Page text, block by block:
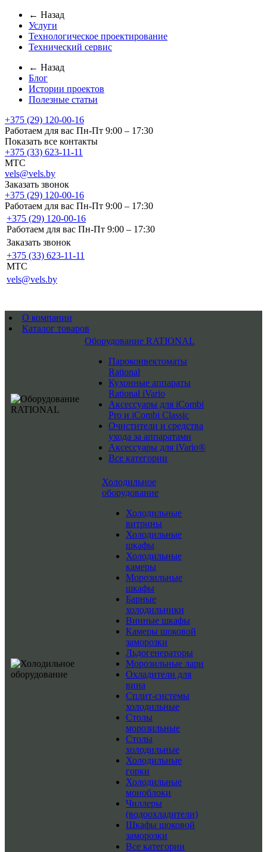
← Назад
Услуги
Технологическое проектирование
Технический сервис
← Назад
Блог
Истории проектов
Полезные статьи
+375 (29) 120-00-16
Работаем для вас Пн-Пт 9:00 – 17:30
Показать все контакты
+375 (33) 623-11-11
MTC
vels@vels.by
Заказать звонок
+375 (29) 120-00-16
Работаем для вас Пн-Пт 9:00 – 17:30
+375 (29) 120-00-16
Работаем для вас Пн-Пт 9:00 – 17:30
Заказать звонок
+375 (33) 623-11-11
MTC
vels@vels.by
О компании
Каталог товаров
Оборудование RATIONAL
Пароконвектоматы
Rational
Кухонные аппараты
Rational iVario
Аксессуары для iCombi
Pro и iCombi Classic
Очистители и средства
ухода за аппаратами
Аксессуары для iVario®
Все категории
Холодильное
оборудование
Холодильные
витрины
Холодильные
шкафы
Холодильные
камеры
Морозильные
шкафы
Барные
холодильники
Винные шкафы
Камеры шоковой
заморозки
Льдогенераторы
Морозильные лари
Охладители для
вина
Сплит-системы
холодильные
Столы
морозильные
Столы
холодильные
Холодильные
горки
Холодильные
моноблоки
Чиллеры
(водоохладители)
Шкафы шоковой
заморозки
Все категории